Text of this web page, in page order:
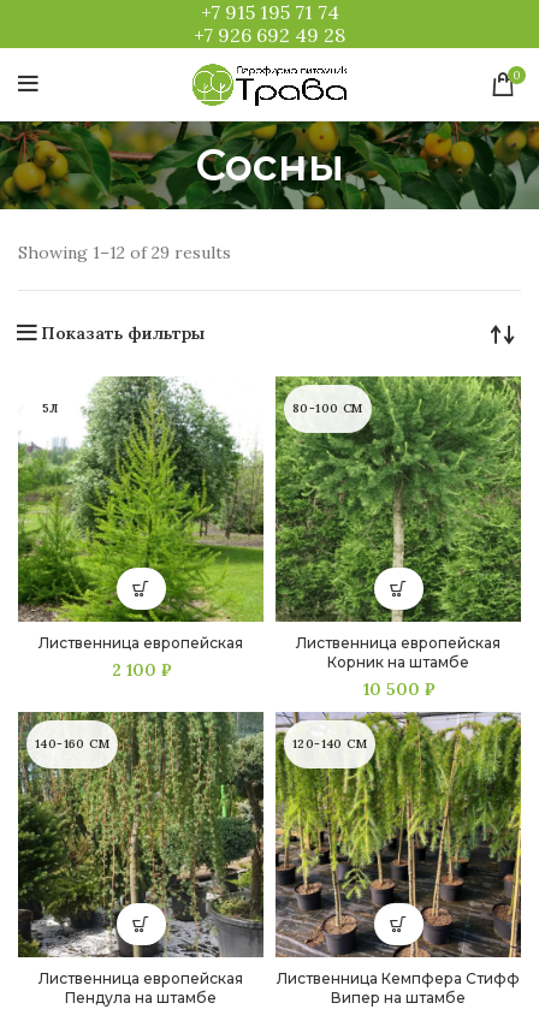
+7 915 195 71 74
+7 926 692 49 28
0
Сосны
Showing 1–12 of 29 results
Показать фильтры
5Л
Лиственница европейская
2 100 ₽
80-100 СМ
Лиственница европейская
Корник на штамбе
10 500 ₽
140-160 СМ
Лиственница европейская
Пендула на штамбе
120-140 СМ
Лиственница Кемпфера Стифф
Випер на штамбе